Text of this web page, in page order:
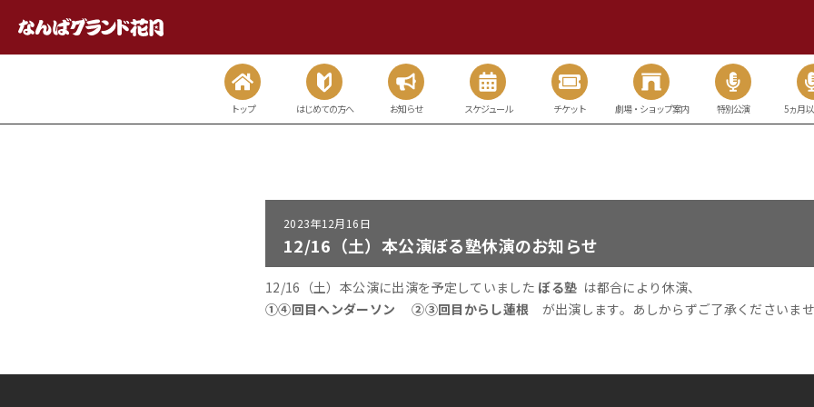
トップ はじめての方へ お知らせ スケジュール チケット 劇場・ショップ案内 特別公演 5ヵ月
2023年12月16日
12/16（土）本公演ぼる塾休演のお知らせ
12/16（土）本公演に出演を予定していました ぼる塾 は都合により休演、
①④回目ヘンダーソン ②③回目からし蓮根 が出演します。あしからずご了承くださいま